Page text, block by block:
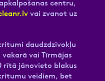
centru,
vai zvanot uz
daudzdzīvokļu
vai Tīrmājas
rītā jānovieto blakus
veidiem, bet